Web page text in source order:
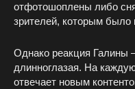
отфотошоплены либо
зрителей, которым
Однако реакция Галины
длинноглазая. На
отвечает новым